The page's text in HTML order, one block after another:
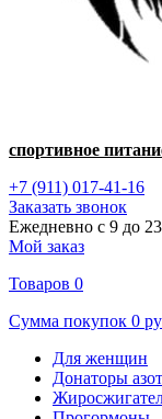
спортивное
+7 (911) 017-41-16
Заказать звонок
Ежедневно с 9 до 23
Мой заказ
Товаров 0
Сумма покупок 0
Для женщин
Донаторы